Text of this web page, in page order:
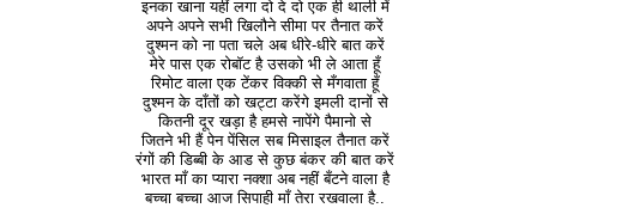
इनका खाना यहीं लगा दो दे दो एक ही थाली में
अपने अपने सभी खिलौने सीमा पर तैनात करें
दुश्मन को ना पता चले अब धीरे-धीरे बात करें
मेरे पास एक रोबॉट है उसको भी ले आता हूँ
रिमोट वाला एक टेंकर विक्की से मँगवाता हूँ
दुश्मन के दाँतों को खट्टा करेंगे इमली दानों से
कितनी दूर खड़ा है हमसे नापेंगे पैमानो से
जितने भी हैं पेन पेंसिल सब मिसाइल तैनात करें
रंगों की डिब्बी के आड से कुछ बंकर की बात करें
भारत माँ का प्यारा नक्शा अब नहीं बँटने वाला है
बच्चा बच्चा आज सिपाही माँ तेरा रखवाला है..